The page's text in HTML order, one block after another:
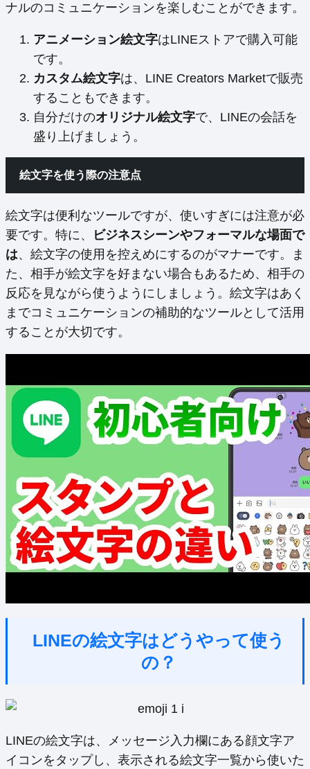
ナルのコミュニケーションを楽しむことができます。
アニメーション絵文字はLINEストアで購入可能
です。
カスタム絵文字は、LINE Creators Marketで販売
することもできます。
自分だけのオリジナル絵文字で、LINEの会話を
盛り上げましょう。
絵文字を使う際の注意点
絵文字は便利なツールですが、使いすぎには注意が必
要です。特に、
ビジネスシーンやフォーマルな場面で
は、絵文字の使用を控えめにするのがマナーです。ま
た、相手が絵文字を好まない場合もあるため、相手の
反応を見ながら使うようにしましょう。絵文字はあく
までコミュニケーションの補助的なツールとして活用
することが大切です。
LINEの絵文字はどうやって使う
の？
LINEの絵文字は、メッセージ入力欄にある顔文字ア
イコンをタップし、表示される絵文字一覧から使いた